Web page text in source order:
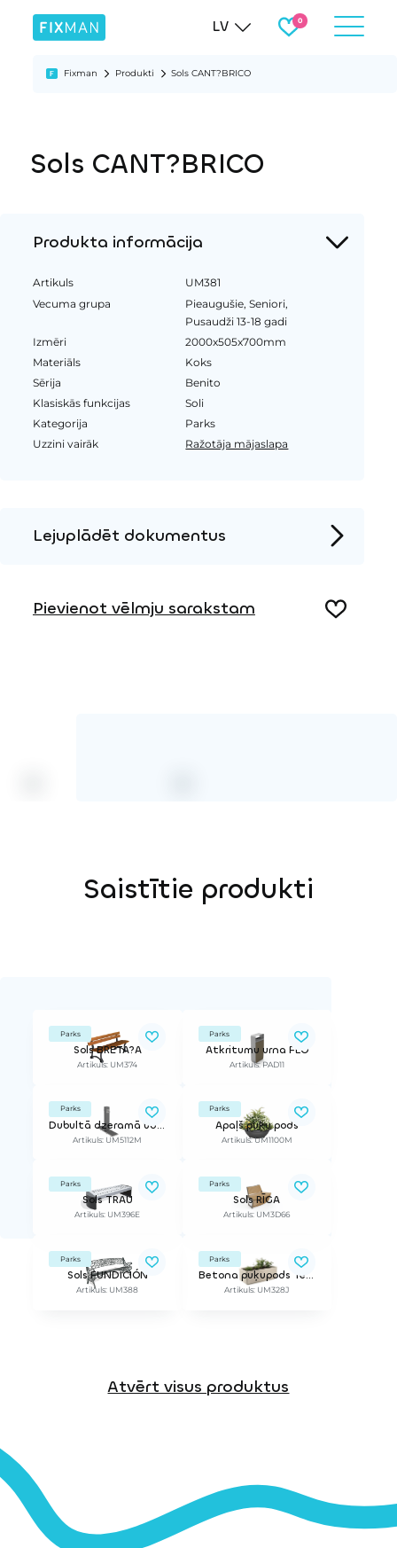
LV
Fixman Produkti Sols CANT?BRICO
Sols CANT?BRICO
Produkta informācija
Artikuls
UM381
Vecuma grupa
Pieaugušie, Seniori,
Pusaudži 13-18 gadi
Izmēri
2000x505x700mm
Materiāls
Koks
Sērija
Benito
Klasiskās funkcijas
Soli
Kategorija
Parks
Uzzini vairāk
Ražotāja mājaslapa
Lejuplādēt dokumentus
Pievienot vēlmju sarakstam
Saistītie produkti
Parks
Sols BRETA?A
Artikuls: UM374
Parks
Atkritumu urna FLO
Artikuls: PAD11
Parks
Dubultā dzeramā ūdens strūklaka ATLAS
Artikuls: UM5112M
Parks
Apaļš puķu pods
Artikuls: UM1100M
Parks
Sols TRAU
Artikuls: UM396E
Parks
Sols RĪGA
Artikuls: UM3D66
Parks
Sols FUNDICIÓN
Artikuls: UM388
Parks
Betona puķupods Terracota
Artikuls: UM328J
Atvērt visus produktus